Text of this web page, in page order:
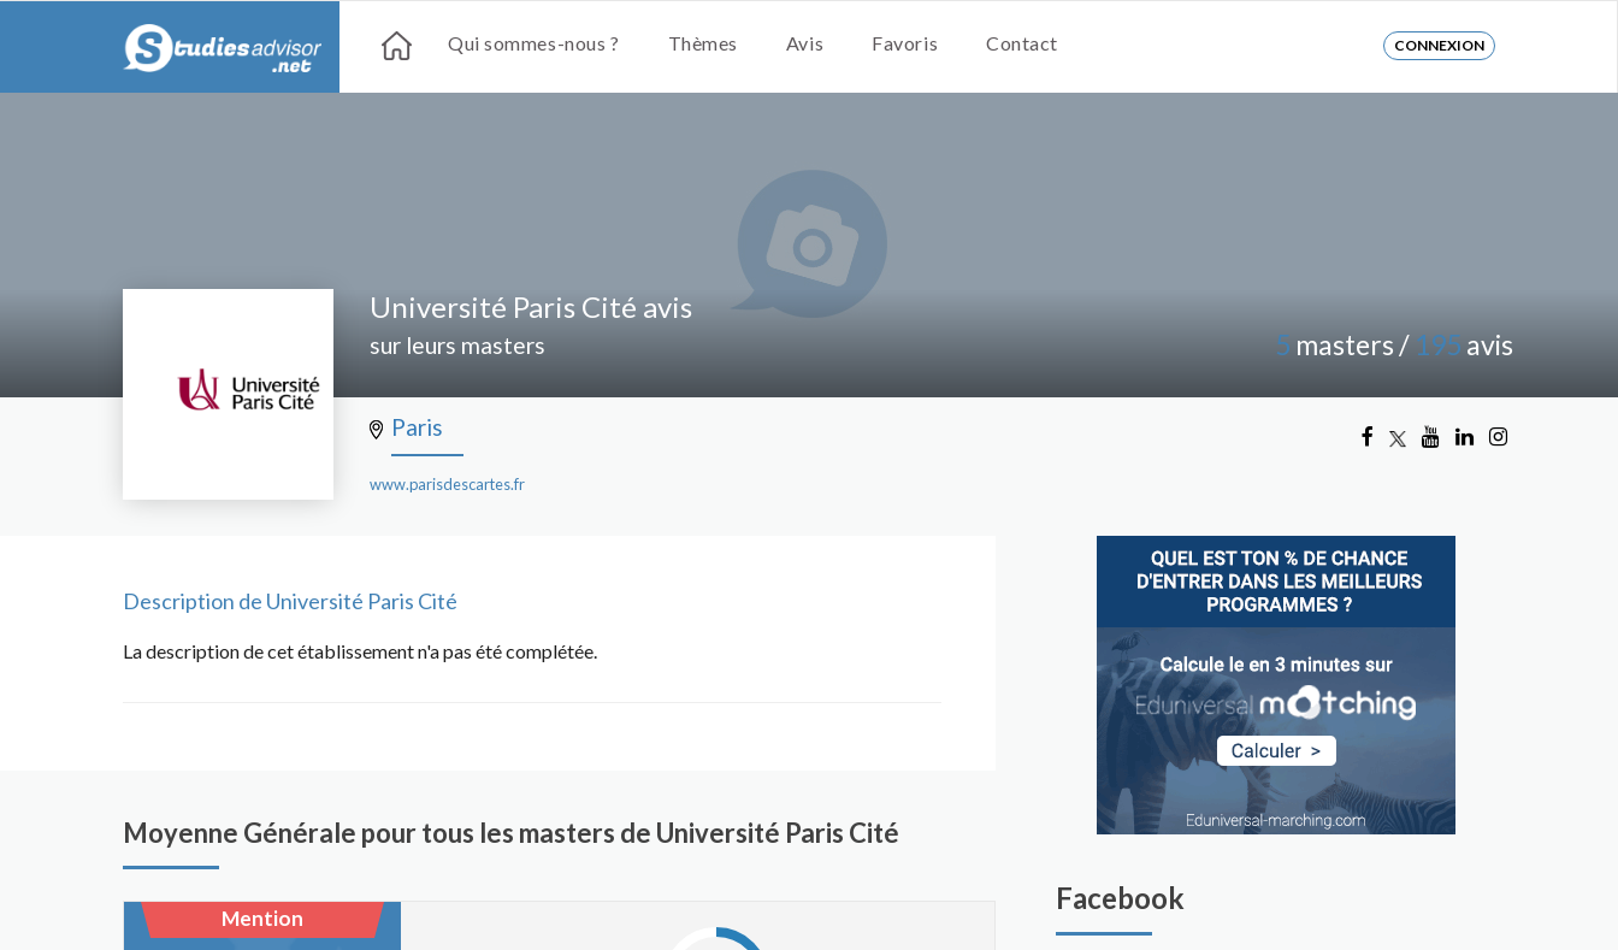
Qui sommes-nous ? Thèmes Avis Favoris Contact CONNEXION
Université Paris Cité avis
sur leurs masters
Paris
www.parisdescartes.fr
5 masters / 195 avis
Description de Université Paris Cité
La description de cet établissement n'a pas été complétée.
Moyenne Générale pour tous les masters de Université Paris Cité
Mention
Facebook